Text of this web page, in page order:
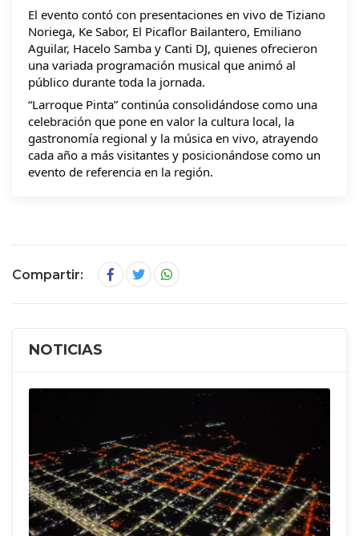
El evento contó con presentaciones en vivo de Tiziano
Noriega, Ke Sabor, El Picaflor Bailantero, Emiliano
Aguilar, Hacelo Samba y Canti DJ, quienes ofrecieron
una variada programación musical que animó al
público durante toda la jornada.
“Larroque Pinta” continúa consolidándose como una
celebración que pone en valor la cultura local, la
gastronomía regional y la música en vivo, atrayendo
cada año a más visitantes y posicionándose como un
evento de referencia en la región.
Compartir:
NOTICIAS